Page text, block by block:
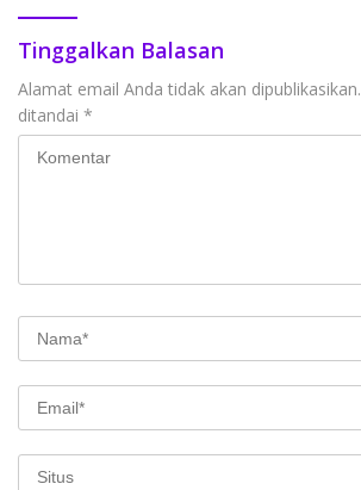
Tinggalkan Balasan
Alamat email Anda tidak akan dipublikasikan.
ditandai *